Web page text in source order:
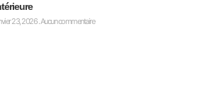
23, 2026Aucun commentaire